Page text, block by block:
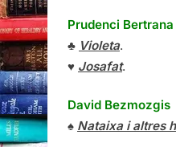
Prudenci Bertrana
♣ Violeta.
♥ Josafat.
David Bezmozgis
♠ Nataixa i altres